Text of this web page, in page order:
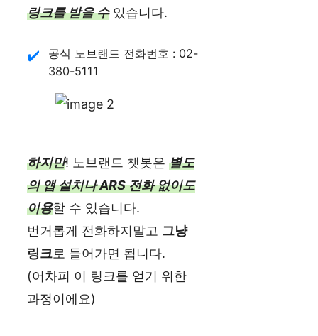
링크를 받을 수있습니다.
공식 노브랜드 전화번호 : 02-
380-5111
하지만! 노브랜드 챗봇은 별도
의 앱 설치나 ARS 전화 없이도
이용할 수 있습니다.
번거롭게 전화하지말고 그냥
링크로 들어가면 됩니다.
(어차피 이 링크를 얻기 위한
과정이에요)